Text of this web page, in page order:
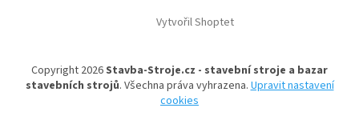
Vytvořil Shoptet
Copyright 2026Stavba-Stroje.cz - stavební stroje a bazar
stavebních strojů. Všechna práva vyhrazena.Upravit nastavení
cookies